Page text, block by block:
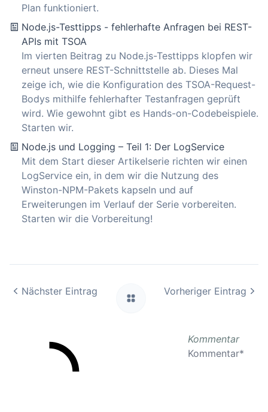
Plan funktioniert.
Node.js-Testtipps - fehlerhafte Anfragen bei REST-
APIs mit TSOA
Im vierten Beitrag zu Node.js-Testtipps klopfen wir
erneut unsere REST-Schnittstelle ab. Dieses Mal
zeige ich, wie die Konfiguration des TSOA-Request-
Bodys mithilfe fehlerhafter Testanfragen geprüft
wird. Wie gewohnt gibt es Hands-on-Codebeispiele.
Starten wir.
Node.js und Logging – Teil 1: Der LogService
Mit dem Start dieser Artikelserie richten wir einen
LogService ein, in dem wir die Nutzung des
Winston-NPM-Pakets kapseln und auf
Erweiterungen im Verlauf der Serie vorbereiten.
Starten wir die Vorbereitung!
Nächster Eintrag Vorheriger Eintrag
Kommentar